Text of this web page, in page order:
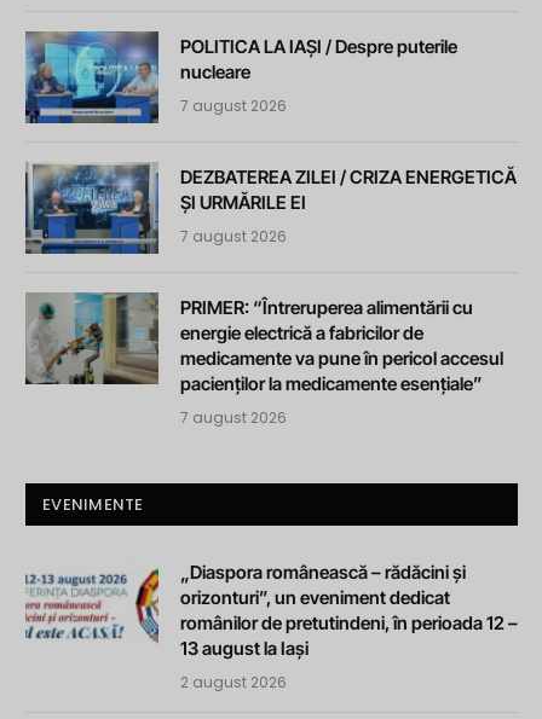
POLITICA LA IAȘI / Despre puterile
nucleare
7 august 2026
DEZBATEREA ZILEI / CRIZA ENERGETICĂ
ȘI URMĂRILE EI
7 august 2026
PRIMER: “Întreruperea alimentării cu
energie electrică a fabricilor de
medicamente va pune în pericol accesul
pacienților la medicamente esențiale”
7 august 2026
EVENIMENTE
„Diaspora românească – rădăcini și
orizonturi”, un eveniment dedicat
românilor de pretutindeni, în perioada 12 –
13 august la Iași
2 august 2026